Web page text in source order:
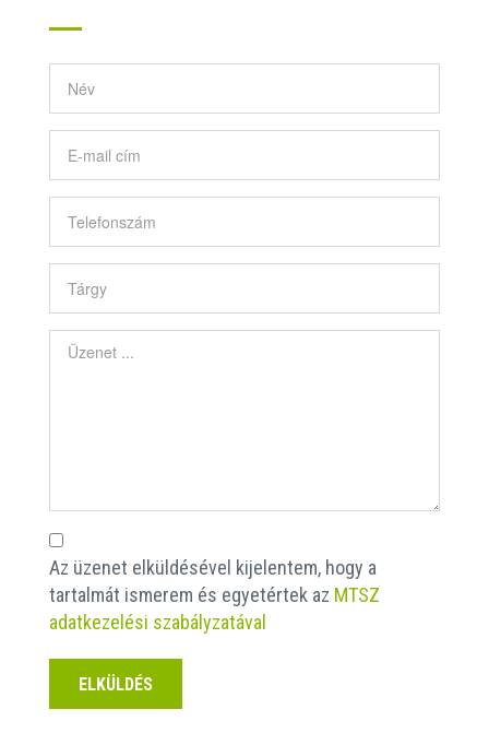
Az üzenet elküldésével kijelentem, hogy a
tartalmát ismerem és egyetértek az MTSZ
adatkezelési szabályzatával
ELKÜLDÉS